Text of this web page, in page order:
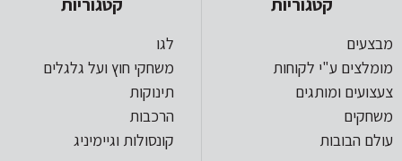
מבצעים
מומלצים ע"י לקוחות
צעצועים ומותגים
משחקים
עולם הבובות
לגו
משחקי חוץ ועל גלגלים
תינוקות
הרכבות
קונסולות וגיימיניג